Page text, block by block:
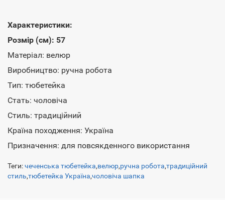
Характеристики:
​Розмір (см): 57
Матеріал: велюр
Виробництво: ручна робота
Тип: тюбетейка
Стать: чоловіча
Стиль: традиційний
Країна походження: Україна
Призначення: для повсякденного використання
Теги:чеченська тюбетейка,велюр,ручна робота,традиційний
стиль,тюбетейка Україна,чоловіча шапка